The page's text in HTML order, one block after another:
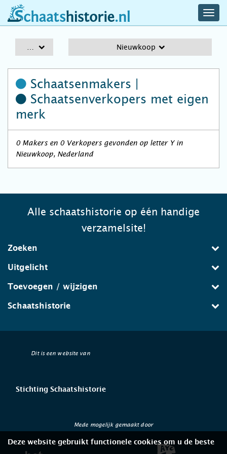
schaatshistorie.nl
Nieuwkoop
Schaatsenmakers |
Schaatsenverkopers met eigen
merk
0 Makers en 0 Verkopers gevonden op letter Y in
Nieuwkoop, Nederland
Alle schaatshistorie op één handige
verzamelsite!
Zoeken
Uitgelicht
Toevoegen / wijzigen
Schaatshistorie
Dit is een website van
Stichting Schaatshistorie
Mede mogelijk gemaakt door
Deze website gebruikt functionele cookies om u de beste